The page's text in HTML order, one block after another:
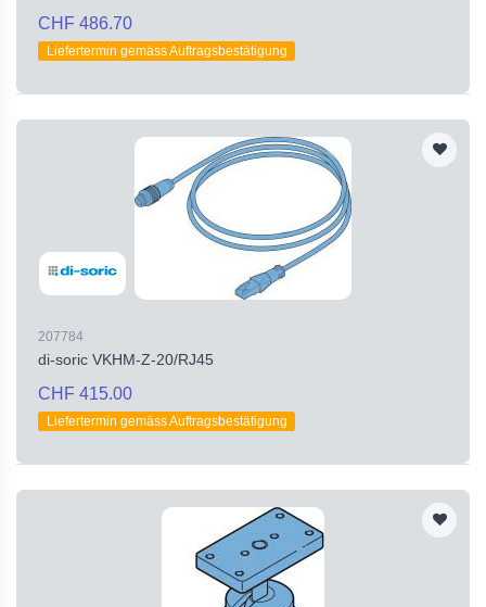
CHF 486.70
Liefertermin gemäss Auftragsbestätigung
207784
di-soric VKHM-Z-20/RJ45
CHF 415.00
Liefertermin gemäss Auftragsbestätigung